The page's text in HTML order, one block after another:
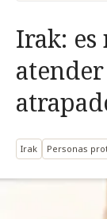
Irak: es
Irak Personas